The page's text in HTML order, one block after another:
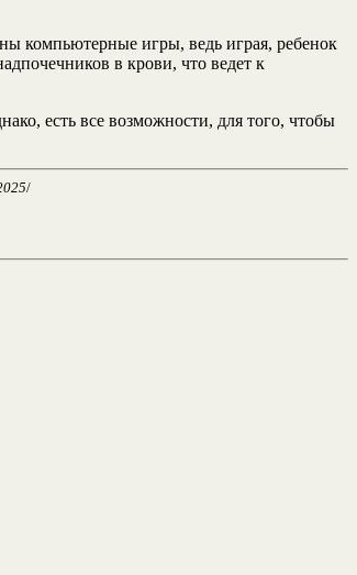
компьютерные игры, ведь играя, ребенок
в крови, что ведет к
есть все возможности, для того, чтобы
/